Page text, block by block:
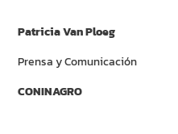
Patricia Van Ploeg
Prensa y Comunicación
CONINAGRO